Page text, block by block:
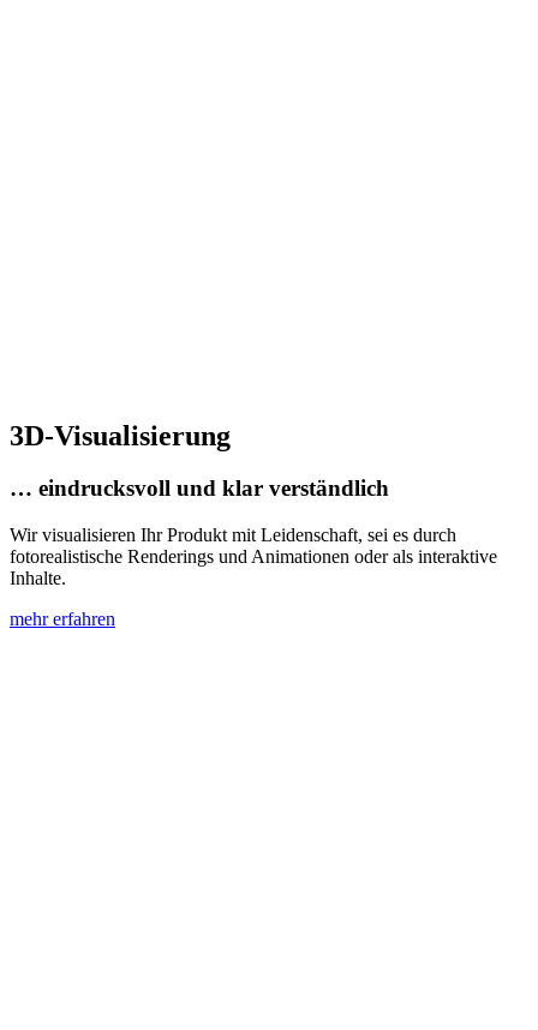
3D-Visualisierung
… eindrucksvoll und klar verständlich
Wir visualisieren Ihr Produkt mit Leidenschaft, sei es durch
fotorealistische Renderings und Animationen oder als interaktive
Inhalte.
mehr erfahren